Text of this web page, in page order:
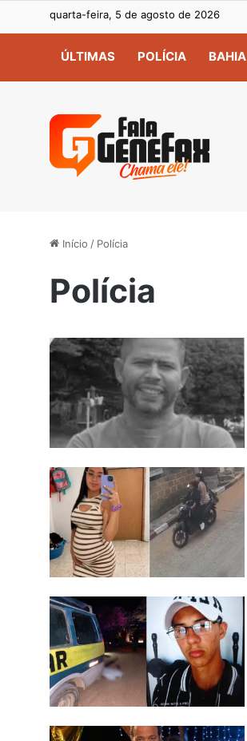
quarta-feira, 5 de agosto de 2026
ÚLTIMAS POLÍCIA BAHIA
Início / Polícia
Polícia